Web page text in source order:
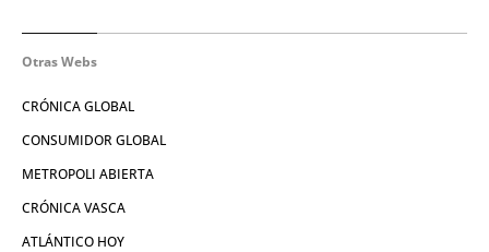
Otras Webs
CRÓNICA GLOBAL
CONSUMIDOR GLOBAL
METROPOLI ABIERTA
CRÓNICA VASCA
ATLÁNTICO HOY